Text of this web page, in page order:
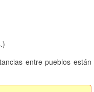
entre pueblos están